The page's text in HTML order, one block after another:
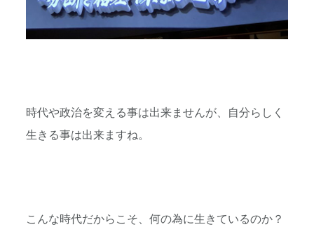
時代や政治を変える事は出来ませんが、自分らしく
生きる事は出来ますね。
こんな時代だからこそ、何の為に生きているのか？